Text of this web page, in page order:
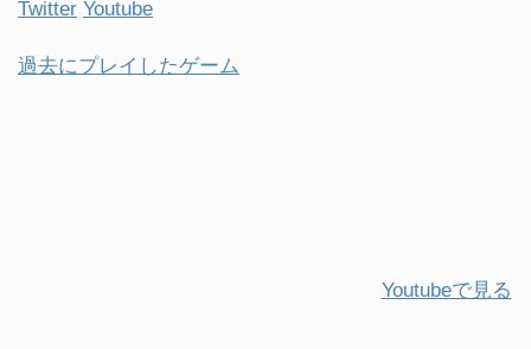
Twitter Youtube
過去にプレイしたゲーム
Youtubeで見る